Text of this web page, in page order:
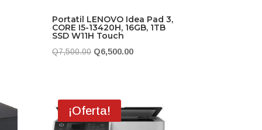
Portatil LENOVO Idea Pad 3,
CORE I5-13420H, 16GB, 1TB
SSD W11H Touch
Q7,500.00 El
Q7,500.00.
Q6,500.00El
Q6,500.00.
¡Oferta!